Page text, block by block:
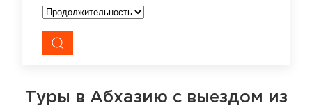
Туры в Абхазию с выездом из